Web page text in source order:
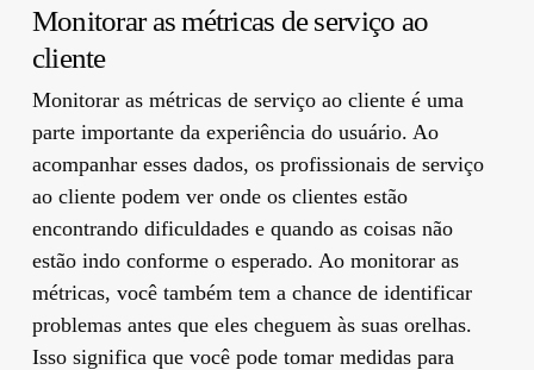
Monitorar as métricas de serviço ao
cliente
Monitorar as métricas de serviço ao cliente é uma
parte importante da experiência do usuário. Ao
acompanhar esses dados, os profissionais de serviço
ao cliente podem ver onde os clientes estão
encontrando dificuldades e quando as coisas não
estão indo conforme o esperado. Ao monitorar as
métricas, você também tem a chance de identificar
problemas antes que eles cheguem às suas orelhas.
Isso significa que você pode tomar medidas para